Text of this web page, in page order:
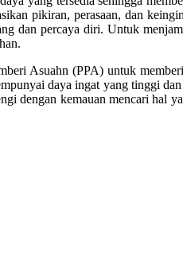
pikiran, perasaan, dan
dan percaya diri. Untuk
Asuahn (PPA) untuk
daya ingat yang tinggi
dengan kemauan mencari hal